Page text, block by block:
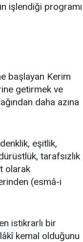
işlendiği programı
başlayan Kerim
getirmek ve
daha azına
eşitlik,
tarafsızlık
olarak
(esmâ-i
istikrarlı bir
kemal olduğunu